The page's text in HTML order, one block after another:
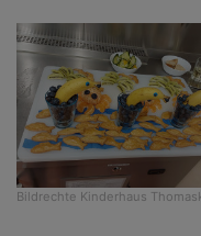
Bildrechte Kinderhaus